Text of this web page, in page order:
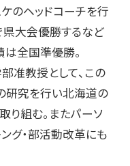
のヘッドコーチを行
県大会優勝するなど
全国準優勝。
准教授として、この
研究を行い北海道の
組む。またパーソ
ング・部活動改革にも